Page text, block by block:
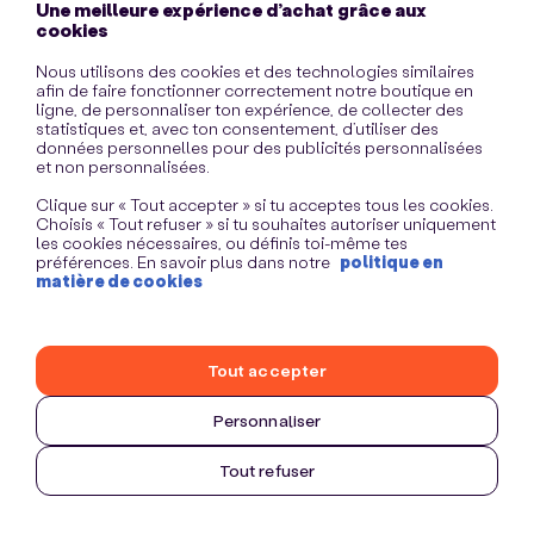
Une meilleure expérience d’achat grâce aux
cookies
Nous utilisons des cookies et des technologies similaires
afin de faire fonctionner correctement notre boutique en
ligne, de personnaliser ton expérience, de collecter des
statistiques et, avec ton consentement, d’utiliser des
données personnelles pour des publicités personnalisées
et non personnalisées.
Clique sur « Tout accepter » si tu acceptes tous les cookies.
Choisis « Tout refuser » si tu souhaites autoriser uniquement
les cookies nécessaires, ou définis toi-même tes
préférences. En savoir plus dans notre politique en
matière de cookies
Personnaliser
Tout refuser
Tout accepter